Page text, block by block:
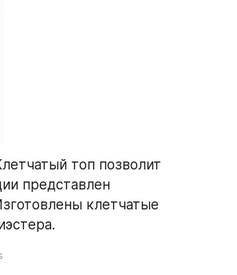
топ позволит
представлен
клетчатые